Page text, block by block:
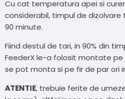
Cu cat temperatura apei si
considerabil, timpul de
90 minute.
Fiind destul de tari, in 90% din
FeederX le-a folosit montate
se pot monta si pe fir de par ori
ATENTIE, trebuie ferite de